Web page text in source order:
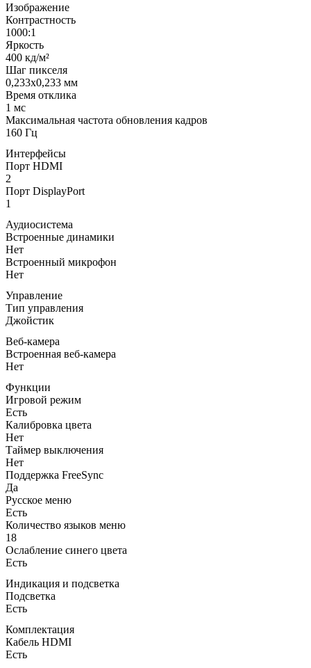
Изображение
Контрастность
1000:1
Яркость
400 кд/м²
Шаг пикселя
0,233x0,233 мм
Время отклика
1 мс
Максимальная частота обновления кадров
160 Гц
Интерфейсы
Порт HDMI
2
Порт DisplayPort
1
Аудиосистема
Встроенные динамики
Нет
Встроенный микрофон
Нет
Управление
Тип управления
Джойстик
Веб-камера
Встроенная веб-камера
Нет
Функции
Игровой режим
Есть
Калибровка цвета
Нет
Таймер выключения
Нет
Поддержка FreeSync
Да
Русское меню
Есть
Количество языков меню
18
Ослабление синего цвета
Есть
Индикация и подсветка
Подсветка
Есть
Комплектация
Кабель HDMI
Есть